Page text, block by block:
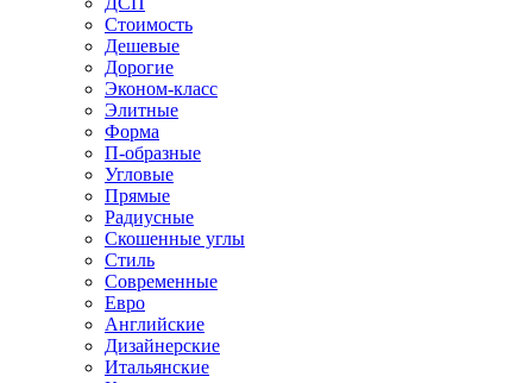
Стоимость
Дешевые
Дорогие
Эконом-класс
Элитные
Форма
П-образные
Угловые
Прямые
Радиусные
Скошенные углы
Стиль
Современные
Евро
Английские
Дизайнерские
Итальянские